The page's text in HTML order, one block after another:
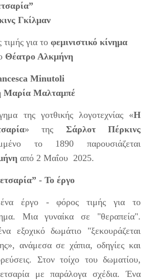
”
Γκίλμαν
για το φεμινιστικό κίνημα
Θέατρο Αλκμήνη
Minutoli
Μαρία Μαλταμπέ
της γοτθικής λογοτεχνίας «Η
» της Σάρλοτ Πέρκινς
το 1890 παρουσιάζεται
από 2 Μαΐου 2025.
- Το έργο
ένα έργο - φόρος τιμής για το
Μια γυναίκα σε "θεραπεία".
εξοχικό δωμάτιο "ξεκουράζεται
ανάμεσα σε χάπια, οδηγίες και
Στον τοίχο του δωματίου,
με παράλογα σχέδια. Ένα